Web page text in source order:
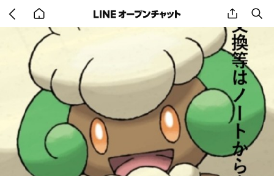
back
to
home
share